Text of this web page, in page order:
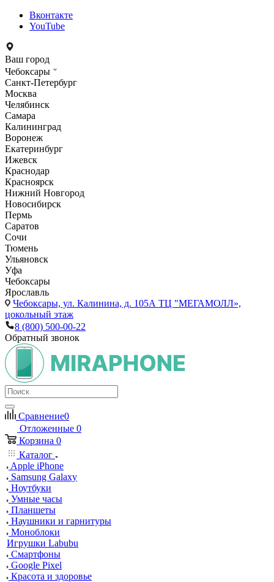
Вконтакте
YouTube
Ваш город
Чебоксары
Санкт-Петербург
Москва
Челябинск
Самара
Калининград
Воронеж
Екатеринбург
Ижевск
Краснодар
Красноярск
Нижний Новгород
Новосибирск
Пермь
Саратов
Сочи
Тюмень
Ульяновск
Уфа
Чебоксары
Ярославль
Чебоксары, ул. Калинина, д. 105А ТЦ "МЕГАМОЛЛ»,
цокольный этаж
8 (800) 500-00-22
Обратный звонок
Сравнение0
Отложенные 0
Корзина 0
Каталог
Apple iPhone
Samsung Galaxy
Ноутбуки
Умные часы
Планшеты
Наушники и гарнитуры
Моноблоки
Игрушки Labubu
Смартфоны
Google Pixel
Красота и здоровье